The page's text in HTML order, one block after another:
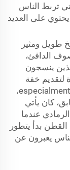
تربط الناس
على العديد
طويل ومثير
الدافئ،
ينسجون
لتقديم خفة
وشعور ناعم. وفي هذه المنطقة من العالم especialmente،
كان يأتي
عندما
بدأ يتطور
يعبرون عن